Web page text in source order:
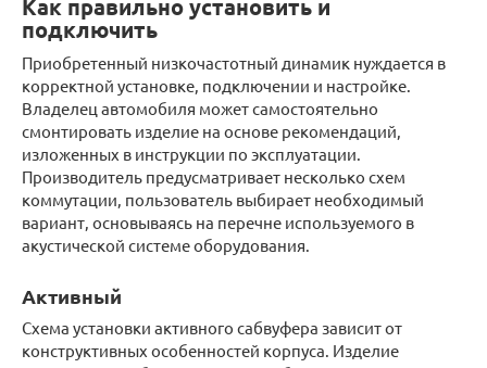
Как правильно установить и
подключить
Приобретенный низкочастотный динамик нуждается в
корректной установке, подключении и настройке.
Владелец автомобиля может самостоятельно
смонтировать изделие на основе рекомендаций,
изложенных в инструкции по эксплуатации.
Производитель предусматривает несколько схем
коммутации, пользователь выбирает необходимый
вариант, основываясь на перечне используемого в
акустической системе оборудования.
Активный
Схема установки активного сабвуфера зависит от
конструктивных особенностей корпуса. Изделие